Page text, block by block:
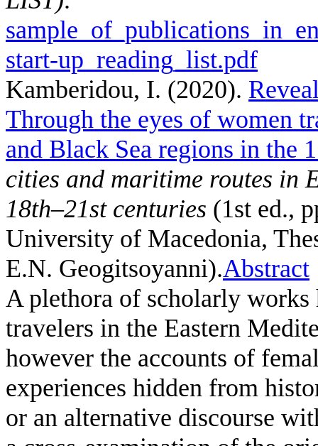
start-up_reading_list.pdf
Kamberidou, I. (2020).
Through the eyes of women
and Black Sea regions in the
cities and maritime routes in
18th–21st centuries (1st ed.,
University of Macedonia,
E.N. Geogitsoyanni).Abstract
A plethora of scholarly works
travelers in the Eastern
however the accounts of
experiences hidden from
or an alternative discourse